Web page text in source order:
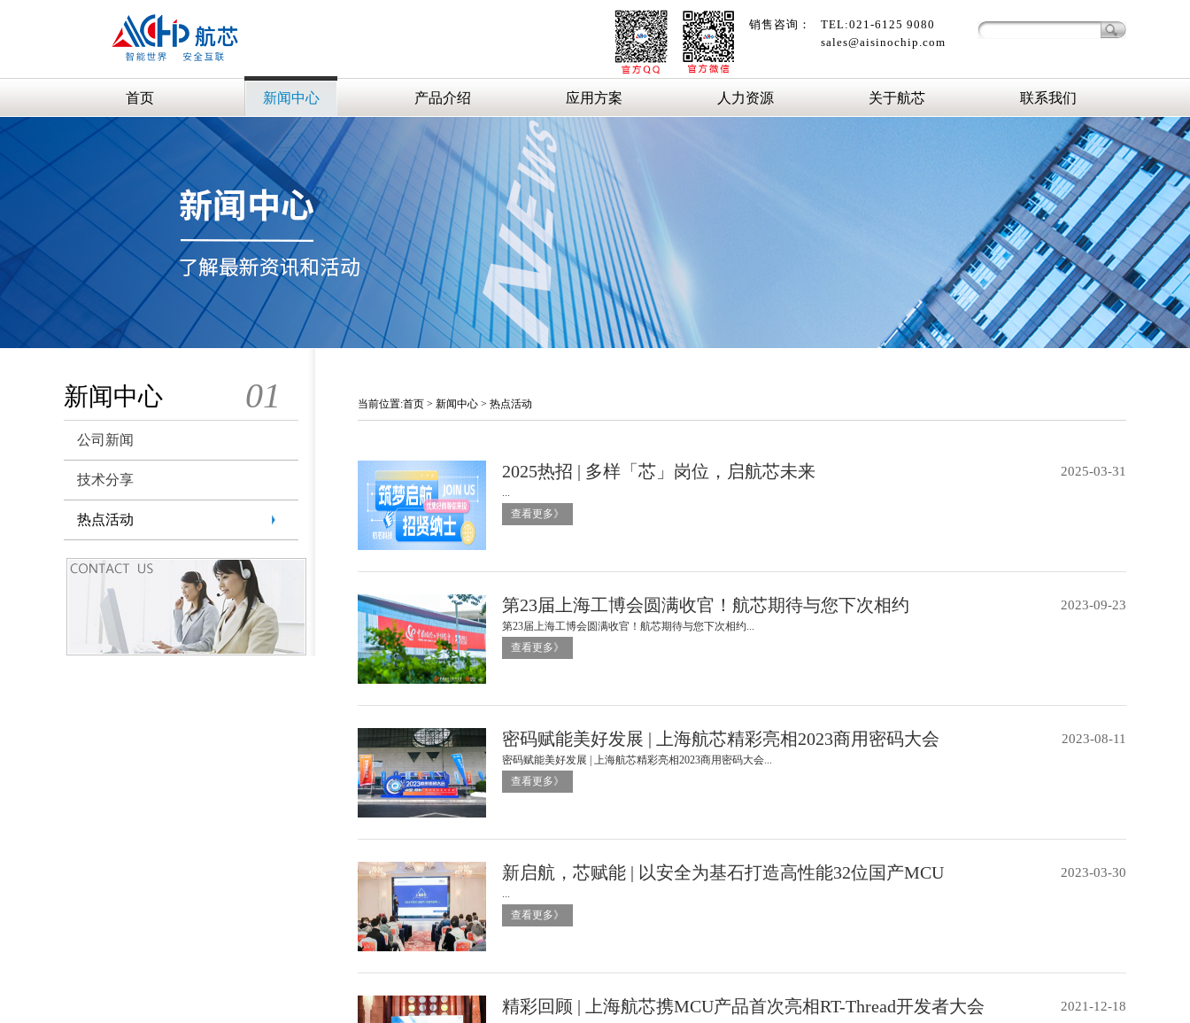
销售咨询：
TEL:021-6125 9080
sales@aisinochip.com
首页 新闻中心 产品介绍 应用方案 人力资源 关于航芯 联系我们
新闻中心 01
公司新闻
技术分享
热点活动
当前位置:首页 > 新闻中心 > 热点活动
2025热招 | 多样「芯」岗位，启航芯未来 2025-03-31
...
查看更多》
第23届上海工博会圆满收官！航芯期待与您下次相约 2023-09-23
第23届上海工博会圆满收官！航芯期待与您下次相约...
查看更多》
密码赋能美好发展 | 上海航芯精彩亮相2023商用密码大会 2023-08-11
密码赋能美好发展 | 上海航芯精彩亮相2023商用密码大会...
查看更多》
新启航，芯赋能 | 以安全为基石打造高性能32位国产MCU 2023-03-30
...
查看更多》
精彩回顾 | 上海航芯携MCU产品首次亮相RT-Thread开发者大会 2021-12-18